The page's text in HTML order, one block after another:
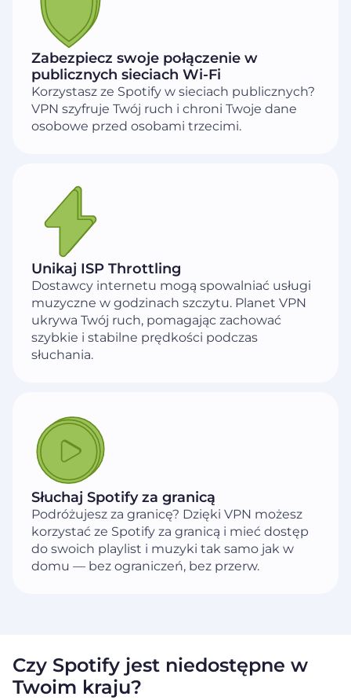
Zabezpiecz swoje połączenie w
publicznych sieciach Wi-Fi
Korzystasz ze Spotify w sieciach publicznych?
VPN szyfruje Twój ruch i chroni Twoje dane
osobowe przed osobami trzecimi.
Unikaj ISP Throttling
Dostawcy internetu mogą spowalniać usługi
muzyczne w godzinach szczytu. Planet VPN
ukrywa Twój ruch, pomagając zachować
szybkie i stabilne prędkości podczas
słuchania.
Słuchaj Spotify za granicą
Podróżujesz za granicę? Dzięki VPN możesz
korzystać ze Spotify za granicą i mieć dostęp
do swoich playlist i muzyki tak samo jak w
domu — bez ograniczeń, bez przerw.
Czy Spotify jest niedostępne w
Twoim kraju?